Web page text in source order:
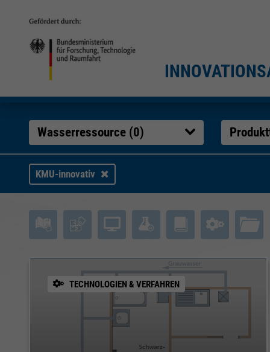
Wasserressource (0)
KMU-innovativ
TECHNOLOGIEN & VERFAHREN